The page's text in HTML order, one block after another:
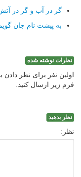
گر در آب و گر در
به پیشت نام جان
نظرات نوشته شده
اولین نفر برای نظر
فرم زیر ارسال کنید.
نظر بدهید
نظر: